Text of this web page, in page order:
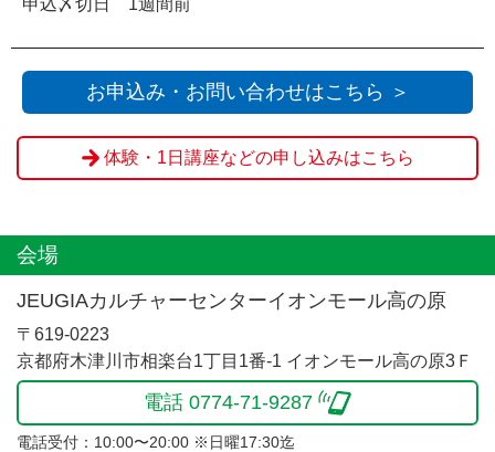
お申込み・お問い合わせはこちら ＞
体験・1日講座などの申し込みはこちら
会場
JEUGIAカルチャーセンターイオンモール高の原
〒619-0223
京都府木津川市相楽台1丁目1番-1 イオンモール高の原3Ｆ
電話 0774-71-9287
電話受付：10:00〜20:00 ※日曜17:30迄